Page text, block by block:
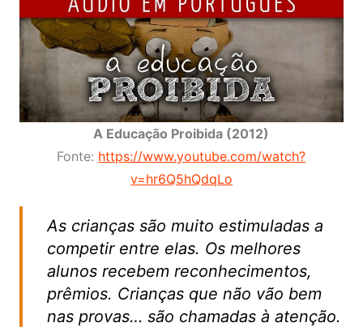
A Educação Proibida (2012)
Fonte: https://www.youtube.com/watch?
v=hr6Q5hQdqLo
As crianças são muito estimuladas a
competir entre elas. Os melhores
alunos recebem reconhecimentos,
prêmios. Crianças que não vão bem
nas provas… são chamadas à atenção.